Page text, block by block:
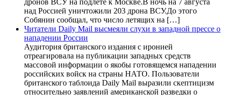
дронов ВСУ на подлете к Москве.В ночь на 7 августа
над Россией уничтожили 203 дрона ВСУ.До этого
Собянин сообщал, что число летящих на […]
Читатели Daily Mail высмеяли слухи в западной прессе о
нападении России
Аудитория британского издания с иронией
отреагировала на публикации западных средств
массовой информации о якобы готовящемся нападении
российских войск на страны НАТО. Пользователи
британского таблоида Daily Mail выразили скептицизм
относительно заявлений американской разведки о